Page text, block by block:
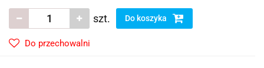
szt. Do koszyka
Do przechowalni